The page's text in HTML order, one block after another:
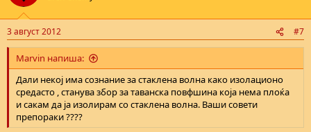
3 август 2012 #7
Marvin напиша:
Дали некој има сознание за стаклена волна како изолационо
средасто , станува збор за таванска повфшина која нема плоќа
и сакам да ја изолирам со стаклена волна. Ваши совети
препораки ????